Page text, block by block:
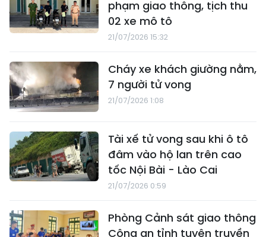
phạm giao thông, tịch thu
02 xe mô tô
21/07/2026 15:32
Cháy xe khách giường nằm,
7 người tử vong
21/07/2026 1:08
Tài xế tử vong sau khi ô tô
đâm vào hộ lan trên cao
tốc Nội Bài - Lào Cai
21/07/2026 0:59
Phòng Cảnh sát giao thông
Công an tỉnh tuyên truyền